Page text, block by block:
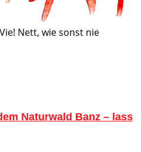
Nett, wie sonst nie
Naturwald Banz – lass